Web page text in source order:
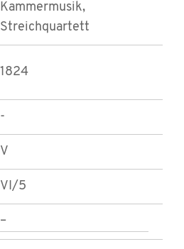
Kammermusik,
Streichquartett
1824
-
V
VI/5
–